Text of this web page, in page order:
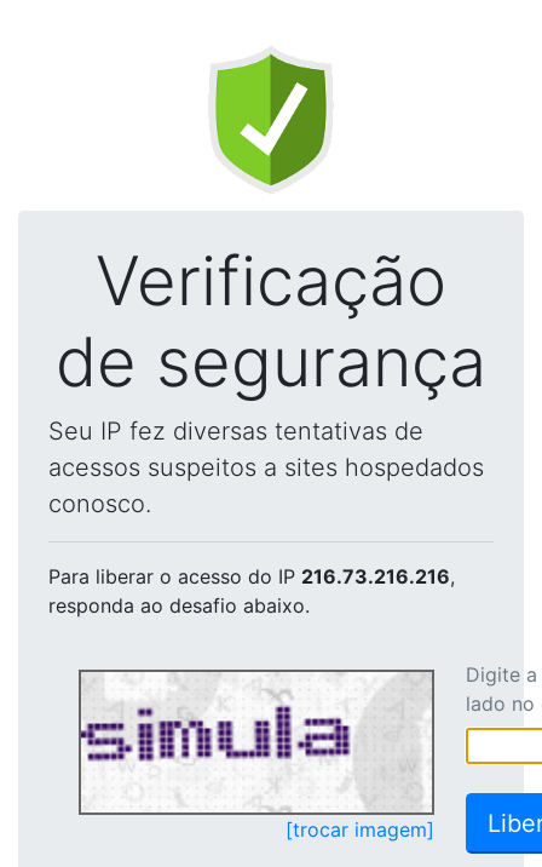
Verificação
de segurança
Seu IP fez diversas tentativas de
acessos suspeitos a sites hospedados
conosco.
Para liberar o acesso do IP 216.73.216.216,
responda ao desafio abaixo.
[trocar imagem]
Digite
lado no